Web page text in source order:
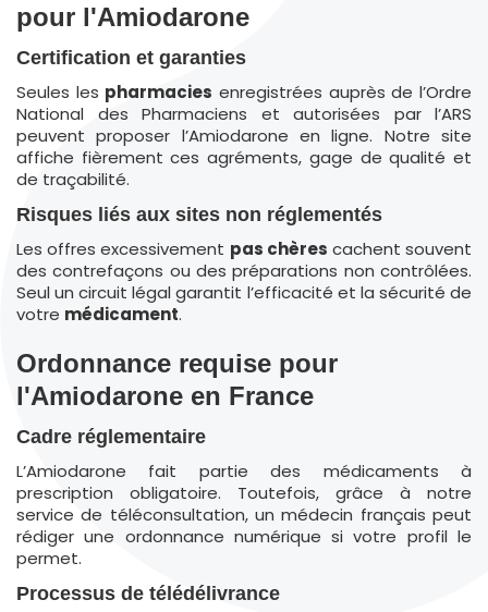
pour l'Amiodarone
Certification et garanties
Seules les pharmacies enregistrées auprès de l’Ordre
National des Pharmaciens et autorisées par l’ARS
peuvent proposer l’Amiodarone en ligne. Notre site
affiche fièrement ces agréments, gage de qualité et
de traçabilité.
Risques liés aux sites non réglementés
Les offres excessivement pas chères cachent souvent
des contrefaçons ou des préparations non contrôlées.
Seul un circuit légal garantit l’efficacité et la sécurité de
votre médicament.
Ordonnance requise pour
l'Amiodarone en France
Cadre réglementaire
L’Amiodarone fait partie des médicaments à
prescription obligatoire. Toutefois, grâce à notre
service de téléconsultation, un médecin français peut
rédiger une ordonnance numérique si votre profil le
permet.
Processus de télédélivrance